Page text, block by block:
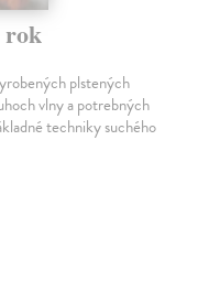
rok
plstených
vlny a potrebných
techniky suchého